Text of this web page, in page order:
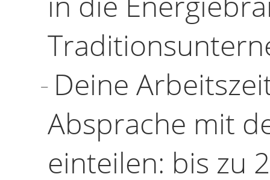
Deine
Absprache mit
einteilen: bis zu